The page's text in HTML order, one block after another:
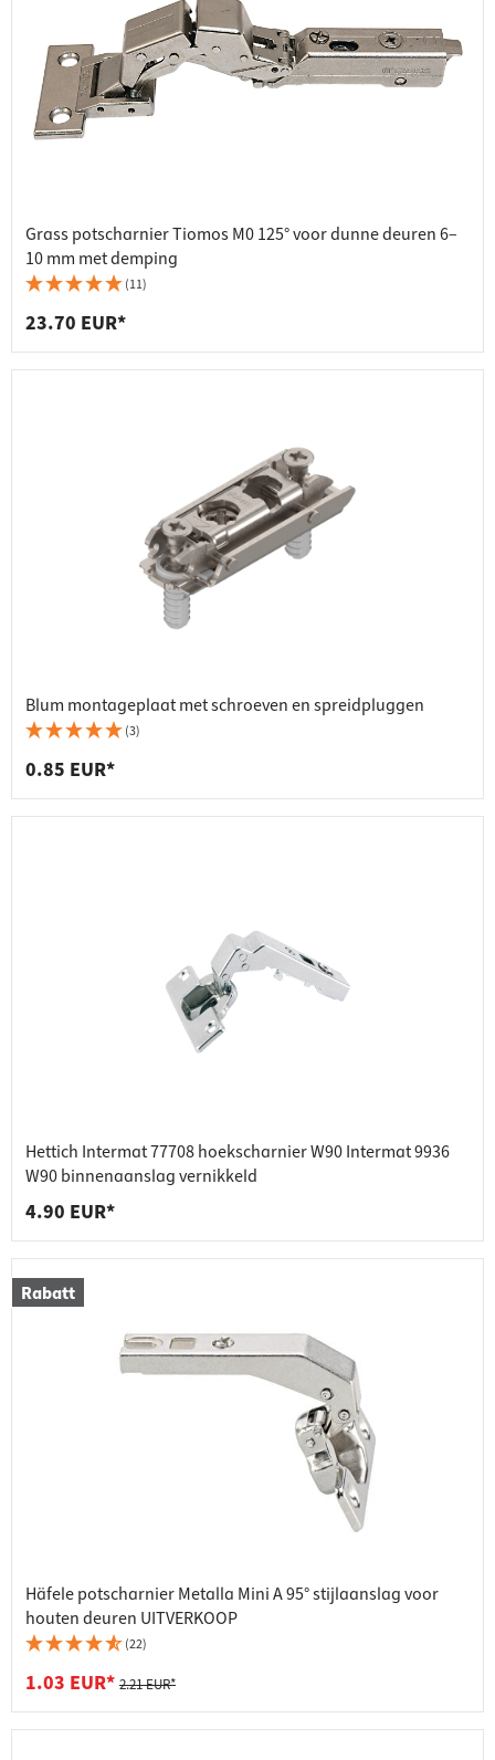
Grass potscharnier Tiomos M0 125° voor dunne deuren 6–
10 mm met demping
(11)
23.70 EUR*
Blum montageplaat met schroeven en spreidpluggen
(3)
0.85 EUR*
Hettich Intermat 77708 hoekscharnier W90 Intermat 9936
W90 binnenaanslag vernikkeld
4.90 EUR*
Rabatt
Häfele potscharnier Metalla Mini A 95° stijlaanslag voor
houten deuren UITVERKOOP
(22)
1.03 EUR* 2.21 EUR*